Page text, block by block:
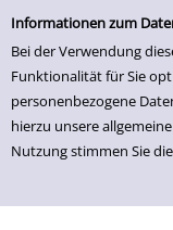
Informationen zum
Bei der Verwendung
Funktionalität für Sie
personenbezogene
hierzu unsere allgemeine
Nutzung stimmen Sie
zur Navigation springen
zum Inhalt springen
Zur Detailanzeige springen